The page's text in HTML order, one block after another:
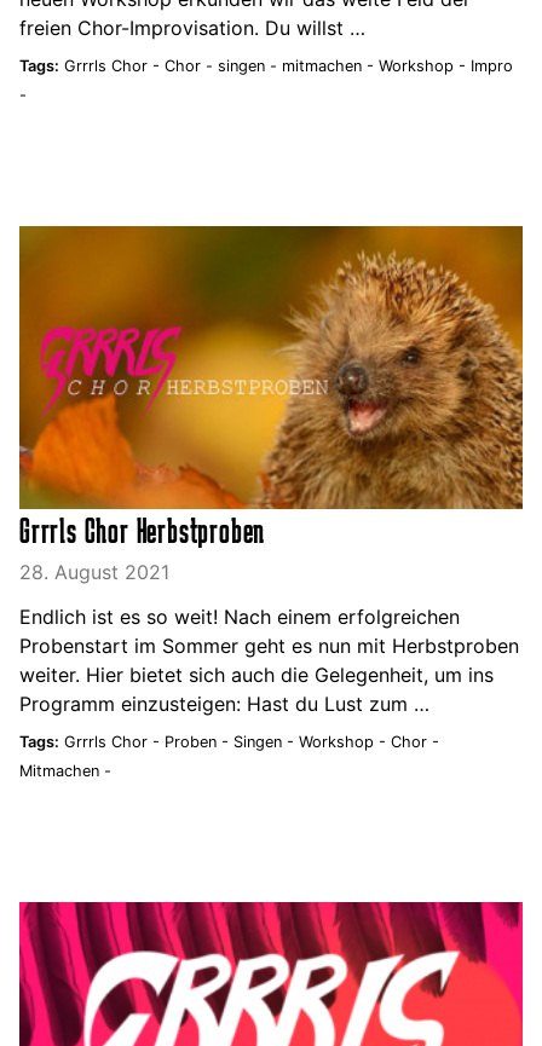
freien Chor-Improvisation. Du willst …
Tags: Grrrls Chor - Chor - singen - mitmachen - Workshop - Impro
-
Grrrls Chor Herbstproben
28. August 2021
Endlich ist es so weit! Nach einem erfolgreichen
Probenstart im Sommer geht es nun mit Herbstproben
weiter. Hier bietet sich auch die Gelegenheit, um ins
Programm einzusteigen: Hast du Lust zum …
Tags: Grrrls Chor - Proben - Singen - Workshop - Chor -
Mitmachen -